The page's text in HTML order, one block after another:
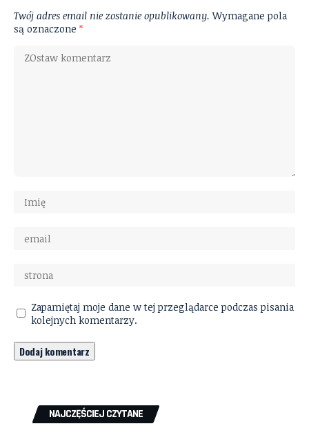
Twój adres email nie zostanie opublikowany. Wymagane pola
są oznaczone *
Zapamiętaj moje dane w tej przeglądarce podczas pisania
kolejnych komentarzy.
NAJCZĘŚCIEJ CZYTANE